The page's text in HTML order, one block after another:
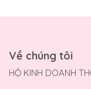
Về chúng tôi
HỘ KINH DOANH